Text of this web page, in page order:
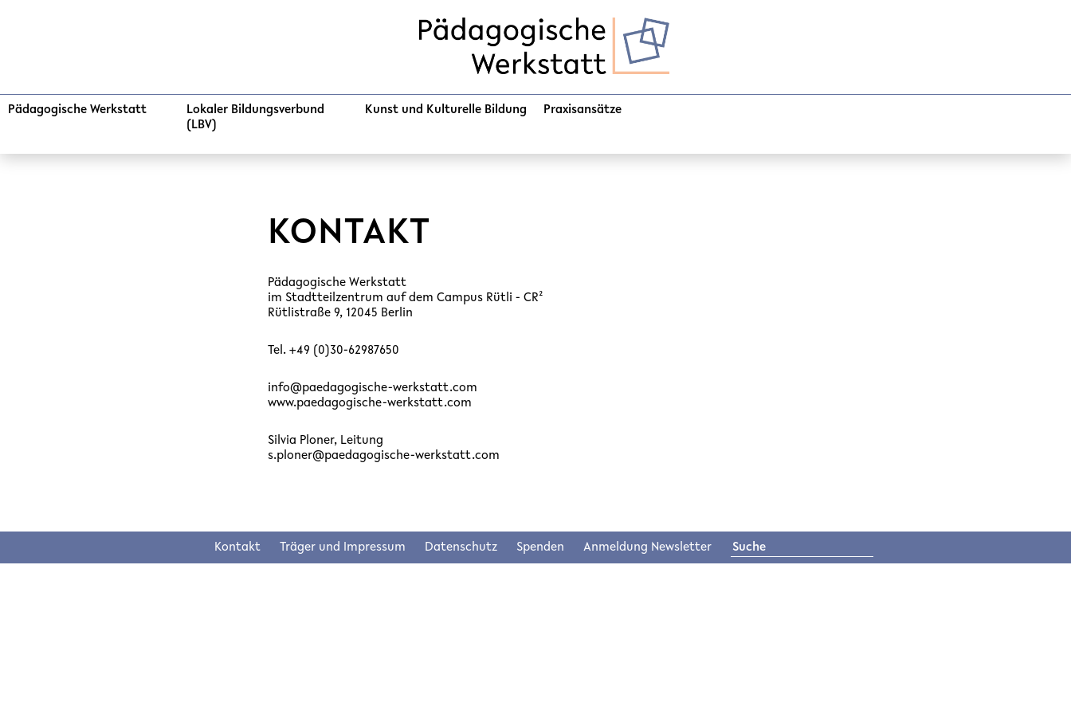
Pädagogische Werkstatt
Lokaler Bildungsverbund
(LBV)
Kunst und Kulturelle Bildung Praxisansätze
KONTAKT
Pädagogische Werkstatt
im Stadtteilzentrum auf dem Campus Rütli - CR²
Rütlistraße 9, 12045 Berlin
Tel. +49 (0)30-62987650
info@paedagogische-werkstatt.com
www.paedagogische-werkstatt.com
Silvia Ploner, Leitung
s.ploner@paedagogische-werkstatt.com
Kontakt Träger und Impressum Datenschutz Spenden Anmeldung Newsletter